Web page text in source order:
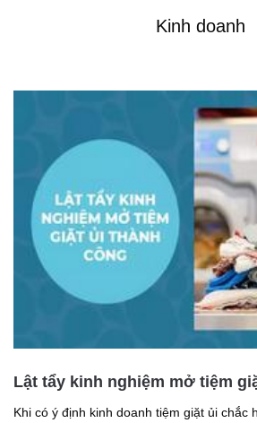
Kinh doanh
Lật tẩy kinh nghiệm mở tiệm
Khi có ý định kinh doanh tiệm giặt ủi chắc